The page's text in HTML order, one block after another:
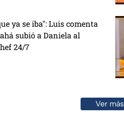
ya se iba": Luis comenta
subió a Daniela al
24/7
Ver más